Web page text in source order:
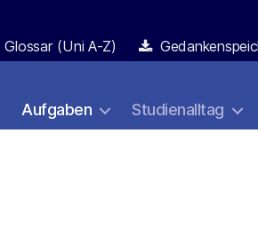
Glossar (Uni A-Z)
Aufgaben Studienalltag